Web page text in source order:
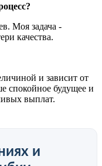
Моя задача -
качества.
и зависит от
спокойное будущее и
выплат.
и